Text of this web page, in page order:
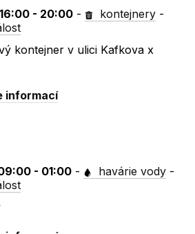
- 20:00 - kontejnery -
kontejner v ulici Kafkova x
informací
- 01:00 - havárie vody -